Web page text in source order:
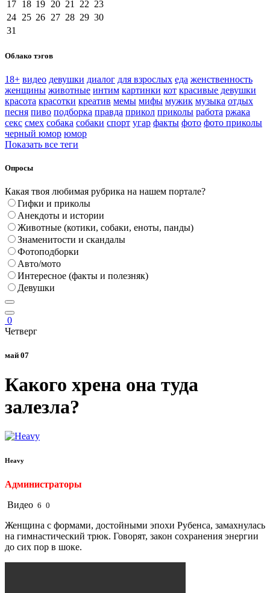
17 18 19 20 21 22 23
24 25 26 27 28 29 30
31
Облако тэгов
18+ видео девушки диалог для взрослых еда женственность
женщины животные интим картинки кот красивые девушки
красота красотки креатив мемы мифы мужик музыка отдых
песня пиво подборка правда прикол приколы работа ржака
секс смех собака собаки спорт угар факты фото фото приколы
черный юмор юмор
Показать все теги
Опросы
Какая твоя любимая рубрика на нашем портале?
Гифки и приколы
Анекдоты и истории
Животные (котики, собаки, еноты, панды)
Знаменитости и скандалы
Фотоподборки
Авто/мото
Интересное (факты и полезняк)
Девушки
0
Четверг
май 07
Какого хрена она туда
залезла?
Heavy
Администраторы
Видео 6 0
Женщина с формами, достойными эпохи Рубенса, замахнулась
на гимнастический трюк. Говорят, закон сохранения энергии
до сих пор в шоке.